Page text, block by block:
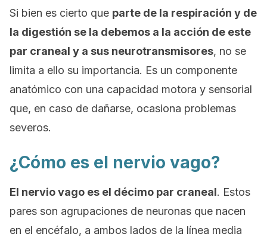
Si bien es cierto que parte de la respiración y de
la digestión se la debemos a la acción de este
par craneal y a sus neurotransmisores, no se
limita a ello su importancia. Es un componente
anatómico con una capacidad motora y sensorial
que, en caso de dañarse, ocasiona problemas
severos.
¿Cómo es el nervio vago?
El nervio vago es el décimo par craneal. Estos
pares son agrupaciones de neuronas que nacen
en el encéfalo, a ambos lados de la línea media